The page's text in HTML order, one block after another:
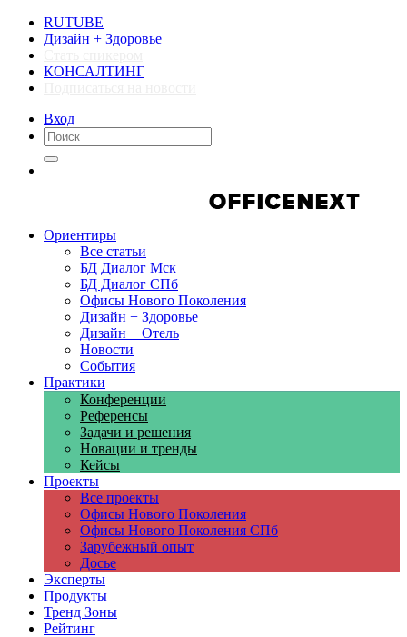
RUTUBE
Дизайн + Здоровье
КОНСАЛТИНГ
Вход
Ориентиры
Все статьи
БД Диалог Мск
БД Диалог СПб
Офисы Нового Поколения
Дизайн + Здоровье
Дизайн + Отель
Новости
События
Практики
Конференции
Референсы
Задачи и решения
Новации и тренды
Кейсы
Проекты
Все проекты
Офисы Нового Поколения
Офисы Нового Поколения СПб
Зарубежный опыт
Досье
Эксперты
Продукты
Тренд Зоны
Рейтинг